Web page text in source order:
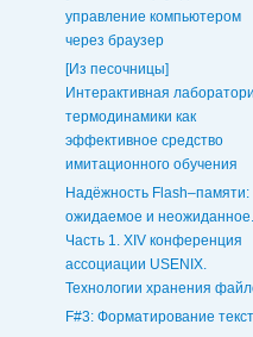
управление компьютером
через браузер
[Из песочницы]
Интерактивная
термодинамики как
эффективное средство
имитационного обучения
Надёжность Flash–памяти:
ожидаемое и неожиданное.
Часть 1. XIV конференция
ассоциации USENIX.
Технологии хранения
F#3: Форматирование